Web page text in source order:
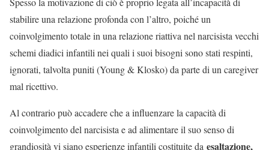
stabilire una relazione profonda con l’altro, poiché un
coinvolgimento totale in una relazione riattiva nel narcisista vecchi
schemi diadici infantili nei quali i suoi bisogni sono stati respinti,
ignorati, talvolta puniti (Young & Klosko) da parte di un caregiver
mal ricettivo.
Al contrario può accadere che a influenzare la capacità di
coinvolgimento del narcisista e ad alimentare il suo senso di
grandiosità vi siano esperienze infantili costituite da esaltazione,